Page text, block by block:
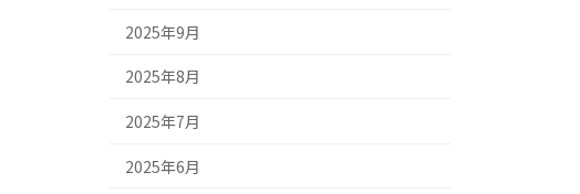
2025年9月
2025年8月
2025年7月
2025年6月